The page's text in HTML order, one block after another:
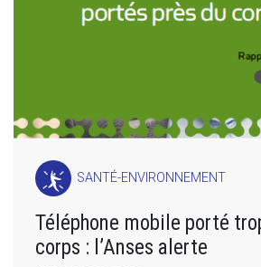
SANTÉ-ENVIRONNEMENT
Téléphone mobile porté
corps : l’Anses alerte